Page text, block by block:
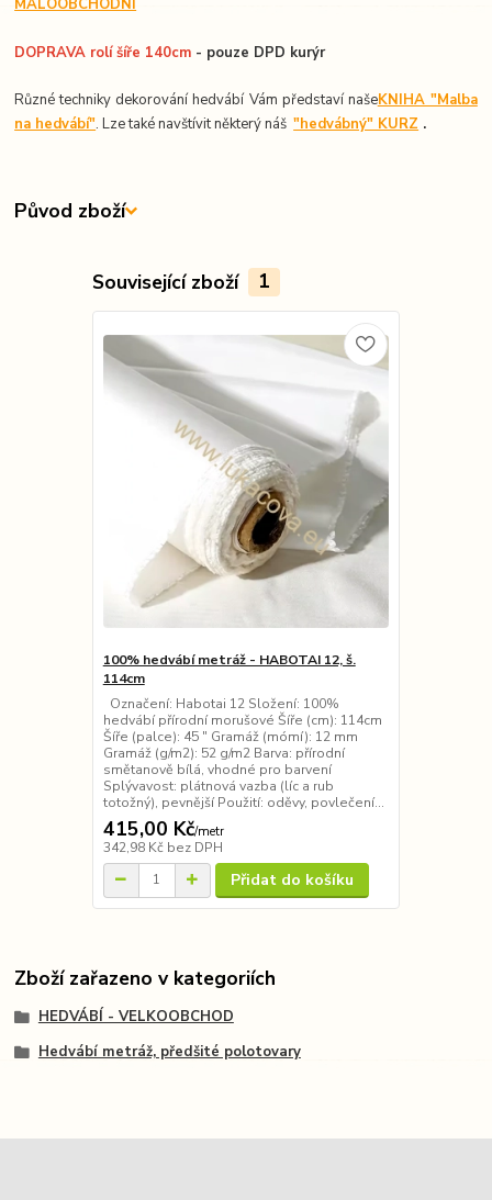
MALOOBCHODNÍ
DOPRAVA rolí šíře 140cm - pouze DPD kurýr
Různé techniky dekorování hedvábí Vám představí našeKNIHA "Malba
na hedvábí". Lze také navštívit některý náš"hedvábný" KURZ .
Původ zboží
Související zboží 1
100% hedvábí metráž - HABOTAI 12, š.
114cm
Označení: Habotai 12 Složení: 100%
hedvábí přírodní morušové Šíře (cm): 114cm
Šíře (palce): 45 ″ Gramáž (mómí): 12 mm
Gramáž (g/m2): 52 g/m2 Barva: přírodní
smětanově bílá, vhodné pro barvení
Splývavost: plátnová vazba (líc a rub
totožný), pevnější Použití: oděvy, povlečení...
415,00 Kč/metr
342,98 Kč bez DPH
Přidat do košíku
Zboží zařazeno v kategoriích
HEDVÁBÍ - VELKOOBCHOD
Hedvábí metráž, předšité polotovary